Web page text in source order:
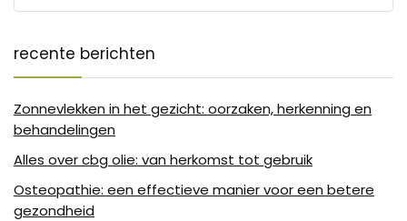
recente berichten
Zonnevlekken in het gezicht: oorzaken, herkenning en
behandelingen
Alles over cbg olie: van herkomst tot gebruik
Osteopathie: een effectieve manier voor een betere
gezondheid